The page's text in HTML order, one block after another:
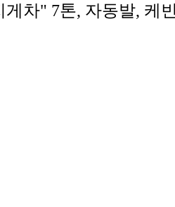
게차" 7톤, 자동발, 케